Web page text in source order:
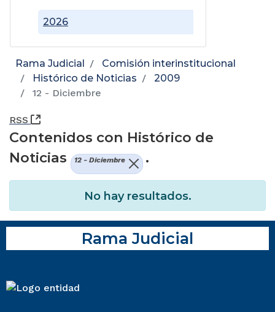
2026
Rama Judicial
Comisión interinstitucional
Histórico de Noticias
2009
12 - Diciembre
RSS (Abre una nueva ventana)
Contenidos con Histórico de
Noticias
12 - Diciembre .
No hay resultados.
Rama Judicial